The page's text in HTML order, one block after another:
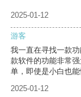
2025-01-12
游客
我一直在寻找一款
款软件的功能非常
单，即使是小白也能
2025-01-12